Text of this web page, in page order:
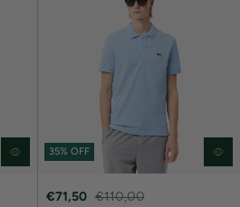
35% OFF
€71,50 €110,00